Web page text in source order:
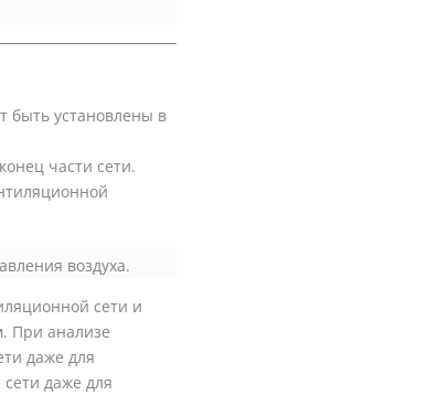
быть установлены в
части сети.
воздуха.
сети и
При анализе
даже для
сети даже для